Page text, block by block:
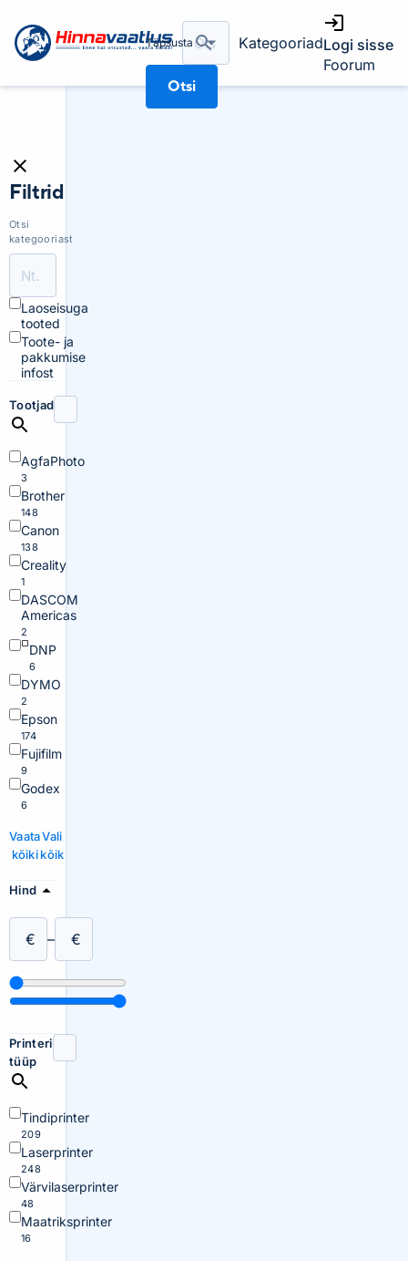
Täpsusta
Otsi
KategooriadLogi sisse
Foorum
Filtrid
Otsi
kategooriast
Laoseisuga
tooted
Toote- ja
pakkumise
infost
Tootjad
AgfaPhoto
3
Brother
148
Canon
138
Creality
1
DASCOM
Americas
2
DNP
6
DYMO
2
Epson
174
Fujifilm
9
Godex
6
Vaata
kõiki
Vali
kõik
Hind
€ – €
Printeri
tüüp
Tindiprinter
209
Laserprinter
248
Värvilaserprinter
48
Maatriksprinter
16